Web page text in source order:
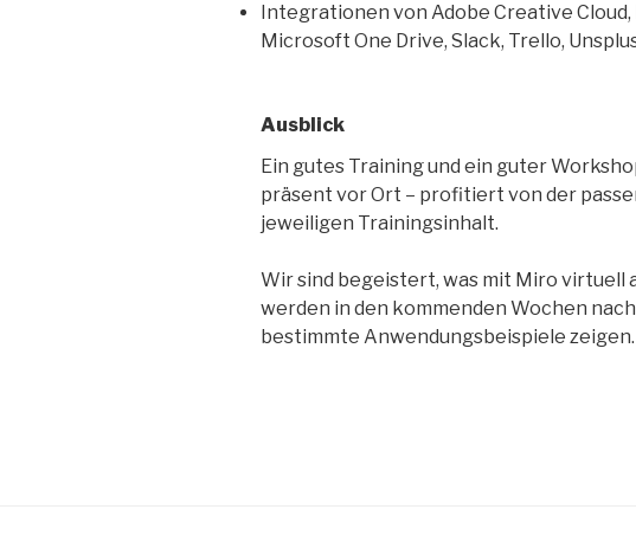
Integrationen von Adobe Creative
Microsoft One Drive, Slack, Trello,
Ausblick
Ein gutes Training und ein guter
präsent vor Ort – profitiert von der
jeweiligen Trainingsinhalt.
Wir sind begeistert, was mit Miro virtuell
werden in den kommenden Wochen
bestimmte Anwendungsbeispiele zeigen.